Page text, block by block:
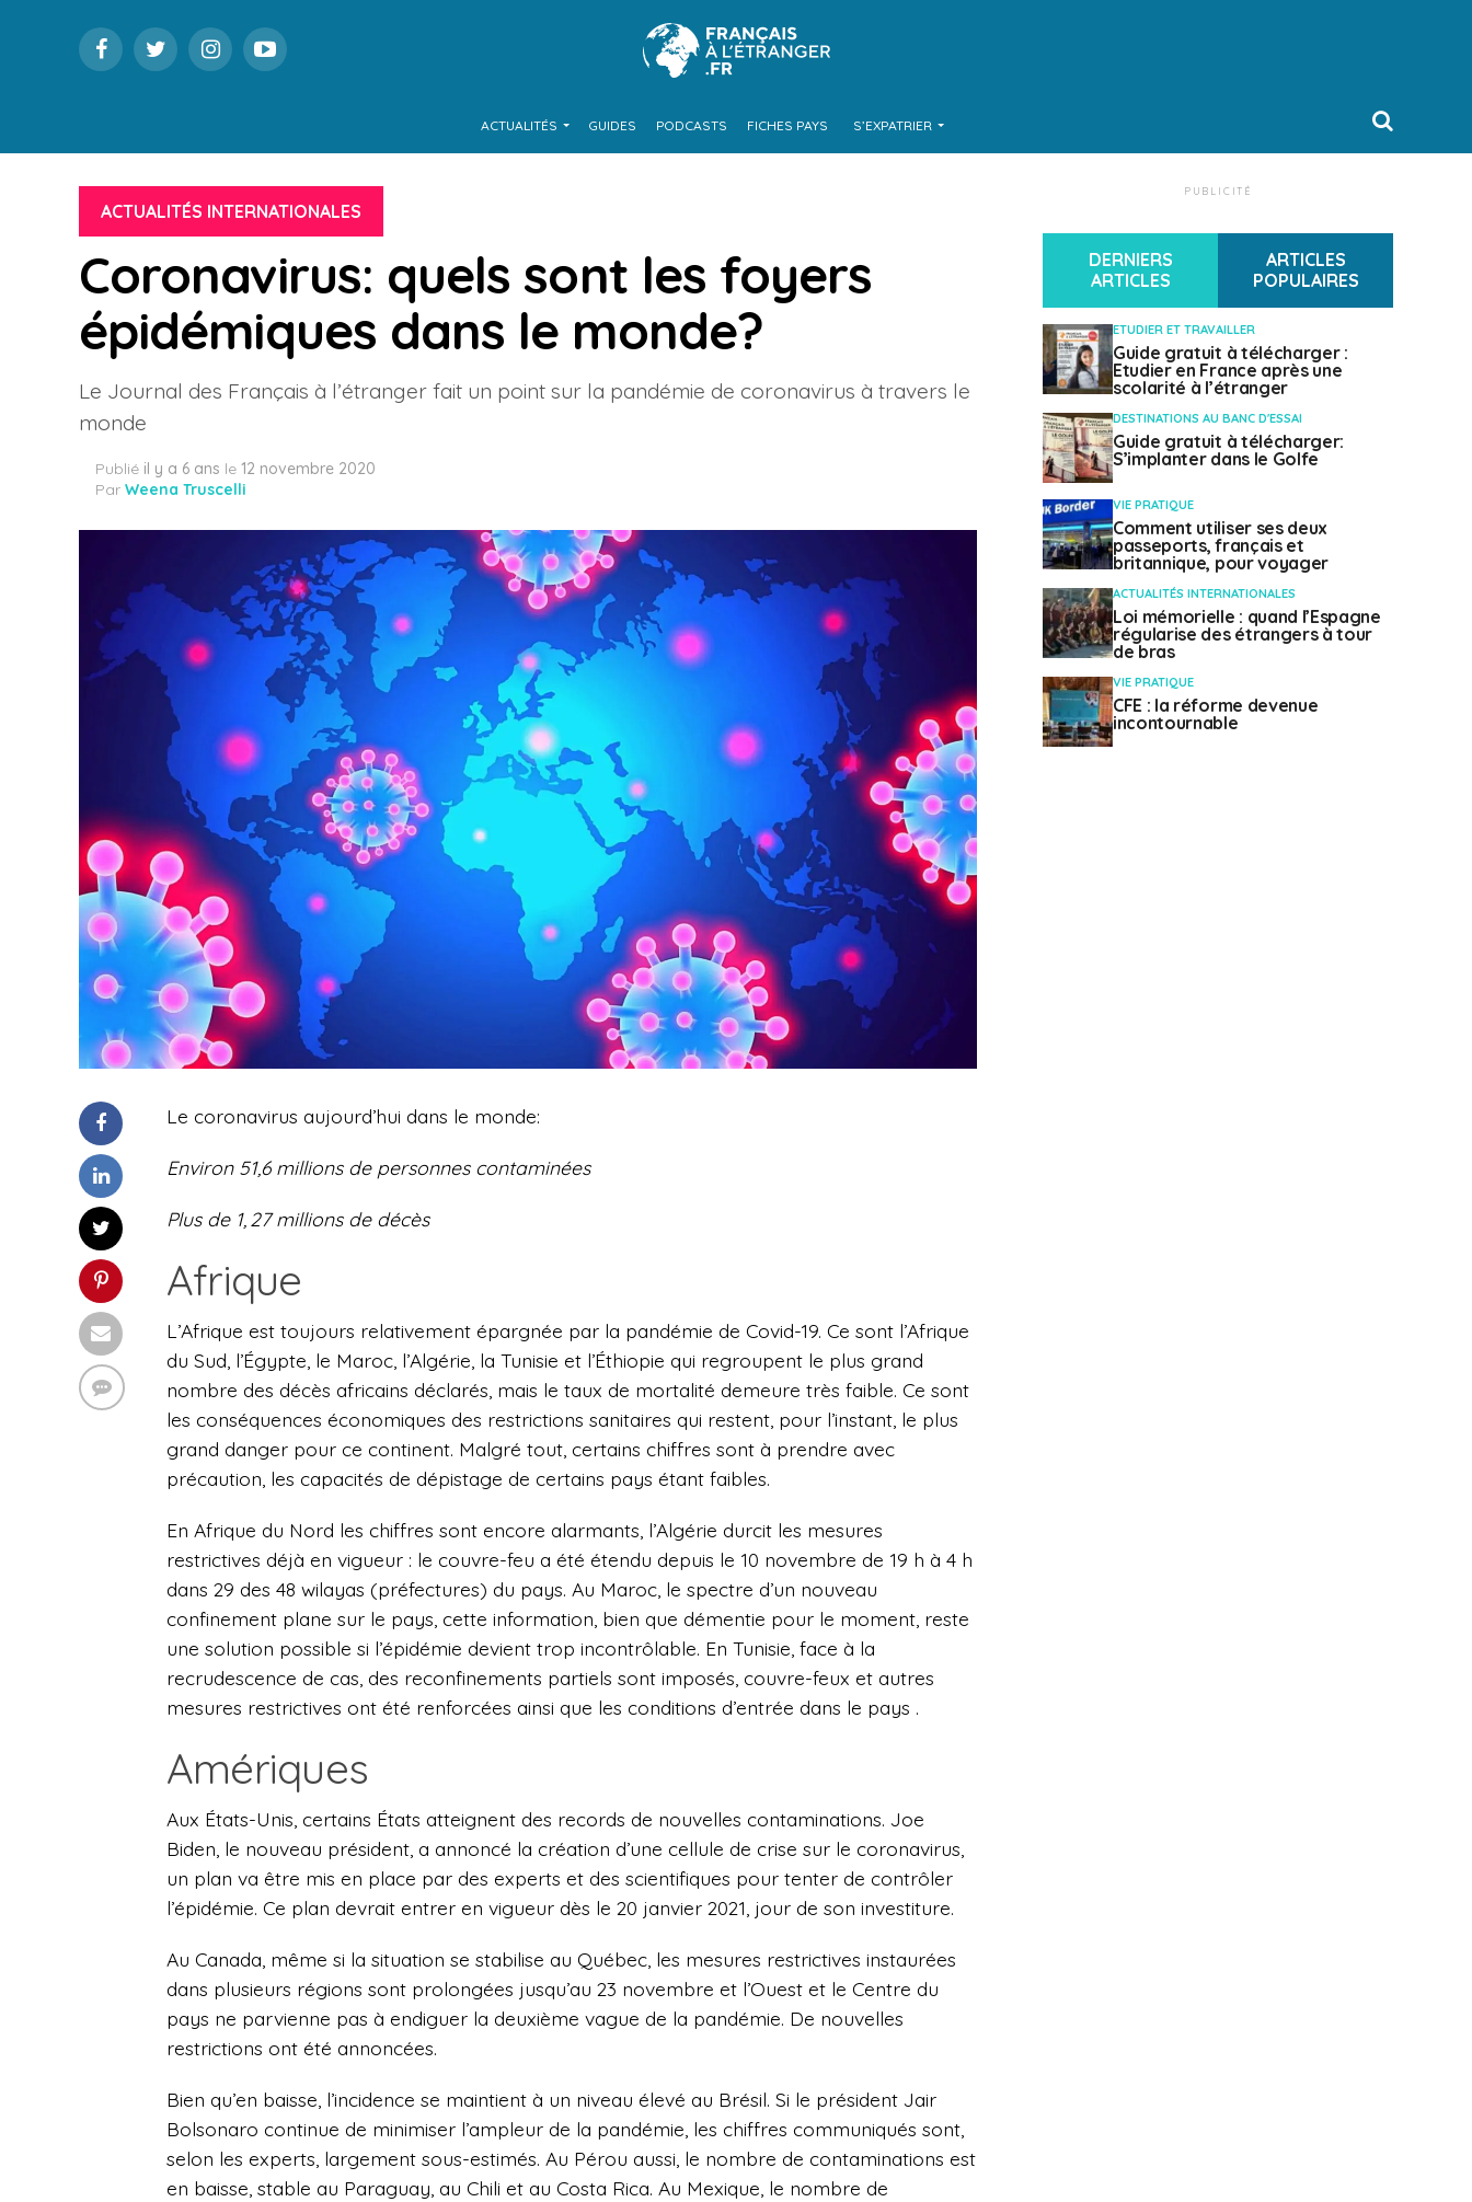
ACTUALITÉS GUIDES PODCASTS FICHES PAYS S’EXPATRIER
ACTUALITÉS INTERNATIONALES
Coronavirus: quels sont les foyers
épidémiques dans le monde?
Le Journal des Français à l’étranger fait un point sur la pandémie de coronavirus à travers le
monde
Publié il y a 6 ans le 12 novembre 2020
Par Weena Truscelli
Le coronavirus aujourd’hui dans le monde:
Environ 51,6 millions de personnes contaminées
Plus de 1, 27 millions dedécès
Afrique
L’Afrique est toujours relativement épargnée par la pandémie de Covid-19. Ce sont l’Afrique
du Sud, l’Égypte, le Maroc, l’Algérie, la Tunisie et l’Éthiopie qui regroupent le plus grand
nombre des décès africains déclarés, mais le taux de mortalité demeure très faible. Ce sont
les conséquences économiques des restrictions sanitaires qui restent, pour l’instant, le plus
grand danger pour ce continent. Malgré tout, certains chiffres sont à prendre avec
précaution, les capacités de dépistage de certains pays étant faibles.
En Afrique du Nord les chiffres sont encore alarmants, l’Algérie durcit les mesures
restrictives déjà en vigueur : le couvre-feu a été étendu depuis le 10 novembre de 19 h à 4 h
dans 29 des 48 wilayas (préfectures) du pays. Au Maroc, le spectre d’un nouveau
confinement plane sur le pays, cette information, bien que démentie pour le moment, reste
une solution possible si l’épidémie devient trop incontrôlable. En Tunisie, face à la
recrudescence de cas, des reconfinements partiels sont imposés, couvre-feux et autres
mesures restrictives ont été renforcées ainsi que les conditions d’entrée dans le pays .
Amériques
Aux États-Unis, certains États atteignent des records de nouvelles contaminations. Joe
Biden, le nouveau président, a annoncé la création d’une cellule de crise sur le coronavirus,
un plan va être mis en place par des experts et des scientifiques pour tenter de contrôler
l’épidémie. Ce plan devrait entrer en vigueur dès le 20 janvier 2021, jour de son investiture.
Au Canada, même si la situation se stabilise au Québec, les mesures restrictives instaurées
dans plusieurs régions sont prolongées jusqu’au 23 novembre et l’Ouest et le Centre du
pays ne parvienne pas à endiguer la deuxième vague de la pandémie. De nouvelles
restrictions ont été annoncées.
Bien qu’en baisse, l’incidence se maintient à un niveau élevé au Brésil. Si le président Jair
Bolsonaro continue de minimiser l’ampleur de la pandémie, les chiffres communiqués sont,
selon les experts, largement sous-estimés. Au Pérou aussi, le nombre de contaminations est
en baisse, stable au Paraguay, au Chili et au Costa Rica. Au Mexique, le nombre de
PUBLICITÉ
DERNIERS
ARTICLES
ARTICLES
POPULAIRES
ETUDIER ET TRAVAILLER
Guide gratuit à télécharger :
Etudier en France après une
scolarité à l’étranger
DESTINATIONS AU BANC D'ESSAI
Guide gratuit à télécharger:
S’implanter dans le Golfe
VIE PRATIQUE
Comment utiliser ses deux
passeports, français et
britannique, pour voyager
ACTUALITÉS INTERNATIONALES
Loi mémorielle : quand l’Espagne
régularise des étrangers à tour
de bras
VIE PRATIQUE
CFE : la réforme devenue
incontournable